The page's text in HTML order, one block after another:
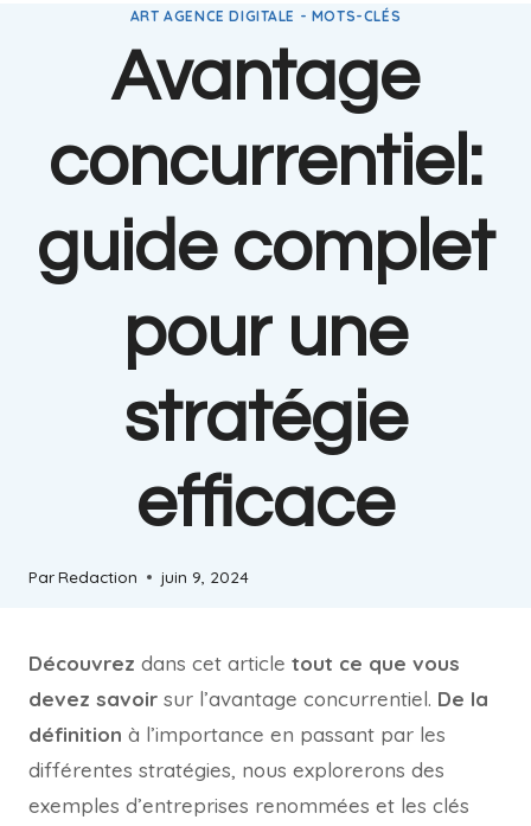
ART AGENCE DIGITALE - MOTS-CLÉS
Avantage
concurrentiel:
guide complet
pour une
stratégie
efficace
ParRedaction juin 9, 2024
Découvrez dans cet article tout ce que vous
devez savoir sur l’avantage concurrentiel. De la
définition à l’importance en passant par les
différentes stratégies, nous explorerons des
exemples d’entreprises renommées et les clés